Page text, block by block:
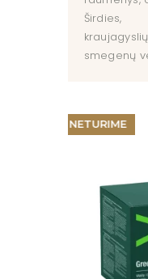
Širdies,
smegenų
NETURIME